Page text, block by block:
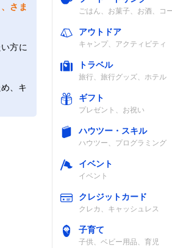
さま
方に
、キ
ごはん、お菓子、お酒、コ
アウトドア
キャンプ、アクティビティ
トラベル
旅行、旅行グッズ、ホテル
ギフト
プレゼント、お祝い
ハウツー・スキル
ハウツー、プログラミング
イベント
イベント
クレジットカード
クレカ、キャッシュレス
子育て
子供、ベビー用品、育児